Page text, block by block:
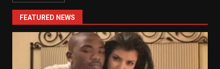
FEATURED NEWS